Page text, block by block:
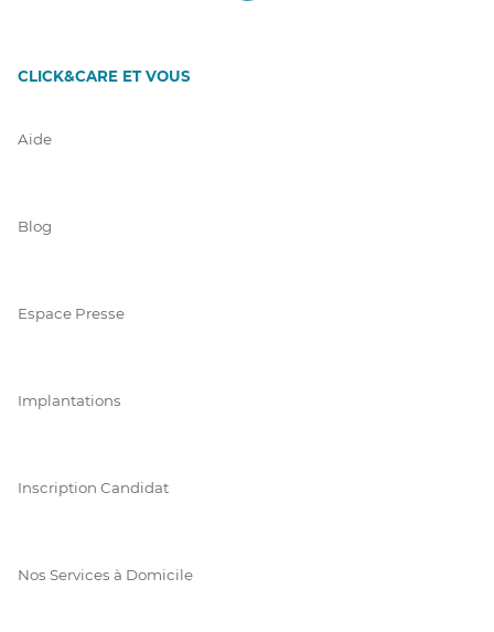
CLICK&CARE ET VOUS
Aide
Blog
Espace Presse
Implantations
Inscription Candidat
Nos Services à Domicile